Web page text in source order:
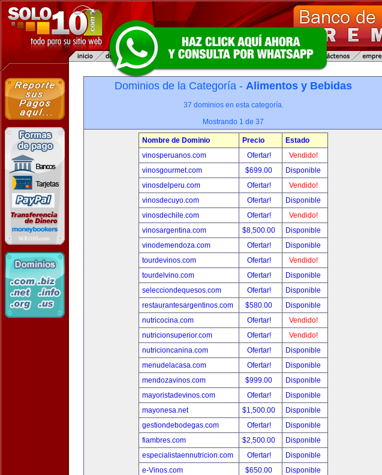
Dominios de la Categoría - Alimentos y Bebidas
37 dominios en esta categoría.
Mostrando 1 de 37
Nombre de Dominio Precio
Estado
vinosperuanos.com
Ofertar!
Vendido!
vinosgourmet.com
$699.00
Disponible
vinosdelperu.com
Ofertar!
Vendido!
vinosdecuyo.com
Ofertar!
Disponible
vinosdechile.com
Ofertar!
Vendido!
vinosargentina.com
$8,500.00
Disponible
vinodemendoza.com
Ofertar!
Disponible
tourdevinos.com
Ofertar!
Vendido!
tourdelvino.com
Ofertar!
Disponible
selecciondequesos.com
Ofertar!
Disponible
restaurantesargentinos.com
$580.00
Disponible
nutricocina.com
Ofertar!
Vendido!
nutricionsuperior.com
Ofertar!
Vendido!
nutricioncanina.com
Ofertar!
Disponible
menudelacasa.com
Ofertar!
Disponible
mendozavinos.com
$999.00
Disponible
mayoristadevinos.com
Ofertar!
Disponible
mayonesa.net
$1,500.00
Disponible
gestiondebodegas.com
Ofertar!
Disponible
fiambres.com
$2,500.00
Disponible
especialistaennutricion.com
Ofertar!
Disponible
e-Vinos.com
$650.00
Disponible